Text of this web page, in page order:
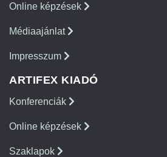
Online képzések
Médiaajánlat
Impresszum
ARTIFEX KIADÓ
Konferenciák
Online képzések
Szaklapok